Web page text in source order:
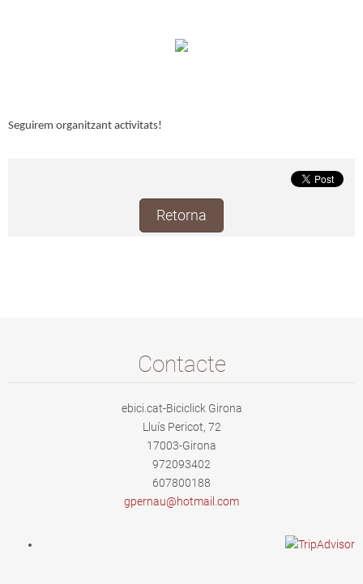
Seguirem organitzant activitats!
Retorna
Contacte
ebici.cat-Biciclick Girona
Lluís Pericot, 72
17003-Girona
972093402
607800188
gpernau@hotmail.com